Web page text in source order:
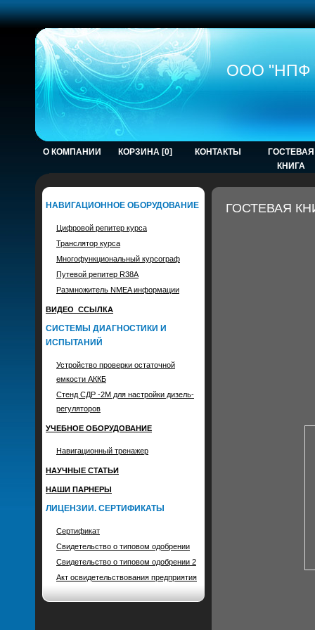
ООО "НПФ
О КОМПАНИИ КОРЗИНА [0] КОНТАКТЫ
ГОСТЕВАЯ
КНИГА
НАВИГАЦИОННОЕ ОБОРУДОВАНИЕ
Цифровой репитер курса
Транслятор курса
Многофункциональный курсограф
Путевой репитер R38A
Размножитель NMEA информации
ВИДЕО_ССЫЛКА
СИСТЕМЫ ДИАГНОСТИКИ И
ИСПЫТАНИЙ
Устройство проверки остаточной
емкости АККБ
Стенд СДР -2М для настройки дизель-
регуляторов
УЧЕБНОЕ ОБОРУДОВАНИЕ
Навигационный тренажер
НАУЧНЫЕ СТАТЬИ
НАШИ ПАРНЕРЫ
ЛИЦЕНЗИИ. СЕРТИФИКАТЫ
Сертификат
Свидетельство о типовом одобрении
Свидетельство о типовом одобрении 2
Акт освидетельствования предприятия
ГОСТЕВАЯ